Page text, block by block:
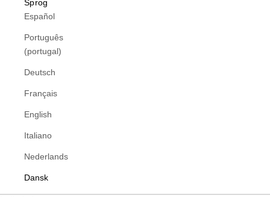
Sprog
Español
Português
(portugal)
Deutsch
Français
English
Italiano
Nederlands
Dansk